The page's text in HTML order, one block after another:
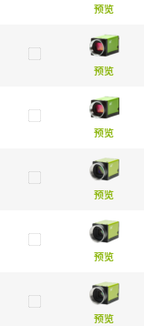
预览
预览
预览
预览
预览
预览